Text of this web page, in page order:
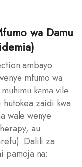
wa Damu
ambayo
mfumo wa
kama vile
zaidi kwa
wale wenye
au
Dalili za
pamoja na: